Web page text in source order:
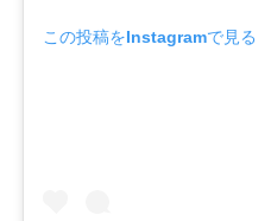
この投稿をInstagramで見る